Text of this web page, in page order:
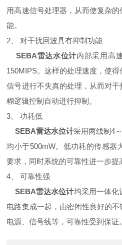
用高速信号处理器，从而使复杂
能。
2、 对干扰回波具有抑制功能
SEBA雷达水位计内部采用高
150MIPS。这样的处理速度，使
信号进行不失真的处理，从而对
糊逻辑控制自动进行抑制。
3、 功耗低
SEBA雷达水位计采用两线制4
均小于500mW。低功耗的传感器
要求，同时系统的可靠性进一步提
4、 可靠性强
SEBA雷达水位计均采用一体化
电路集成一起，由密闭性良好的
电源、信号线等，可靠性受到保证。